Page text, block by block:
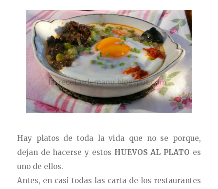
Hay platos de toda la vida que no se porque,
dejan de hacerse y estos HUEVOS AL PLATO es
uno de ellos.
Antes, en casi todas las carta de los restaurantes